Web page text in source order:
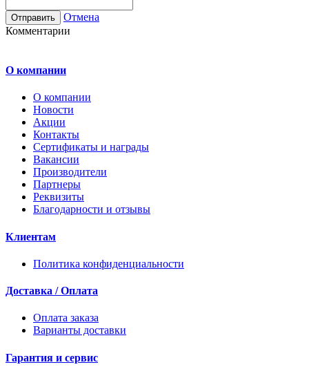
Отмена
Комментарии
О компании
О компании
Новости
Акции
Контакты
Сертификаты и награды
Вакансии
Производители
Партнеры
Реквизиты
Благодарности и отзывы
Клиентам
Политика конфиденциальности
Доставка / Оплата
Оплата заказа
Варианты доставки
Гарантия и сервис